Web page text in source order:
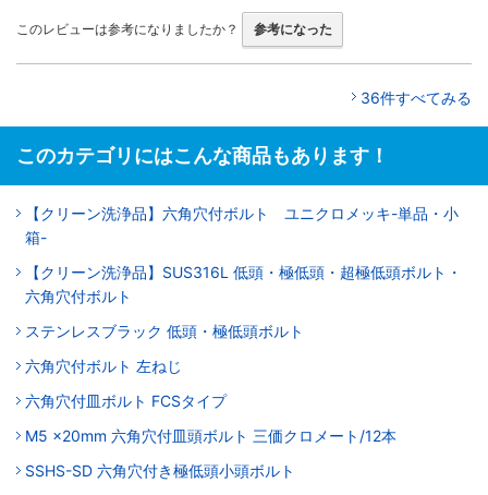
このレビューは参考になりましたか？ 参考になった
36件すべてみる
このカテゴリにはこんな商品もあります！
【クリーン洗浄品】六角穴付ボルト ユニクロメッキ-単品・小
箱-
【クリーン洗浄品】SUS316L 低頭・極低頭・超極低頭ボルト・
六角穴付ボルト
ステンレスブラック 低頭・極低頭ボルト
六角穴付ボルト 左ねじ
六角穴付皿ボルト FCSタイプ
M5 x20mm 六角穴付皿頭ボルト 三価クロメート/12本
SSHS-SD 六角穴付き極低頭小頭ボルト